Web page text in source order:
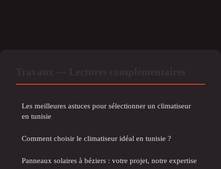
Les meilleures astuces pour sélectionner un climatiseur
en tunisie
Comment choisir le climatiseur idéal en tunisie ?
Panneaux solaires à béziers : votre projet, notre expertise